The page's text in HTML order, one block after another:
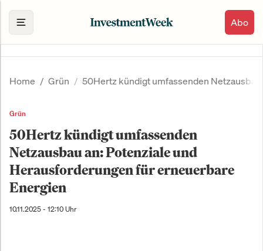
Abo
Home Grün 50Hertz kündigt umfassenden
Grün
50Hertz kündigt umfassenden
Netzausbau an: Potenziale und
Herausforderungen für erneuerbare
Energien
10.11.2025 - 12:10 Uhr